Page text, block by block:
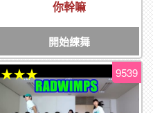
你幹嘛
開始練舞
9539
★★★